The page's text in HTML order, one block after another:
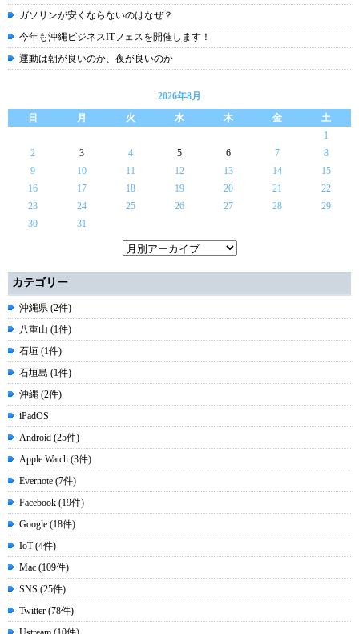
ガソリンが安くならないのはなぜ？
今年も沖縄ビジネスITフェスを開催します！
運動は朝が良いのか、夜が良いのか
2026年8月
日
月 火 水 木 金
土
1
2
3 4 5 6 7
8
9
10 11 12 13 14
15
16
17 18 19 20 21
22
23
24 25 26 27 28
29
30
31
カテゴリー
沖縄県 (2件)
八重山 (1件)
石垣 (1件)
石垣島 (1件)
沖縄 (2件)
iPadOS
Android (25件)
Apple Watch (3件)
Evernote (7件)
Facebook (19件)
Google (18件)
IoT (4件)
Mac (109件)
SNS (25件)
Twitter (78件)